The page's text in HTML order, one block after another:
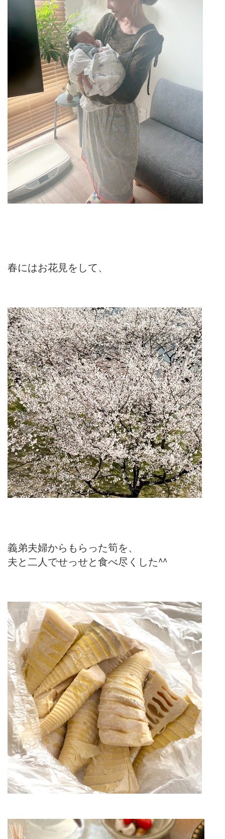
春にはお花見をして、
義弟夫婦からもらった筍を、
夫と二人でせっせと食べ尽くした^^